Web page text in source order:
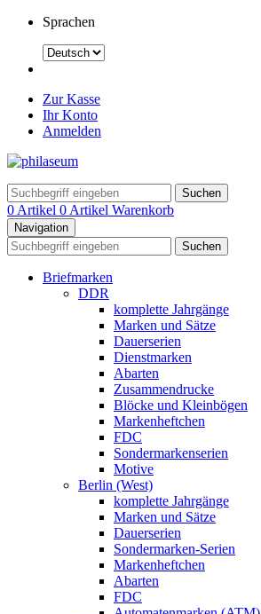
Sprachen
Zur Kasse
Ihr Konto
Anmelden
Suchen
0 Artikel 0 Artikel Warenkorb
Navigation
Suchen
Briefmarken
DDR
komplette Jahrgänge
Marken und Sätze
Dauerserien
Dienstmarken
Abarten
Zusammendrucke
Blöcke und Kleinbögen
Markenheftchen
FDC
Sondermarkenserien
Motive
Berlin (West)
komplette Jahrgänge
Marken und Sätze
Dauerserien
Sondermarken-Serien
Markenheftchen
Abarten
FDC